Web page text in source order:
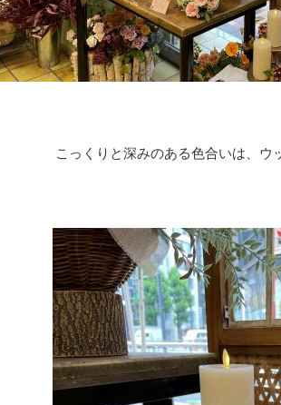
こっくりと深みのある色合いは、ウ